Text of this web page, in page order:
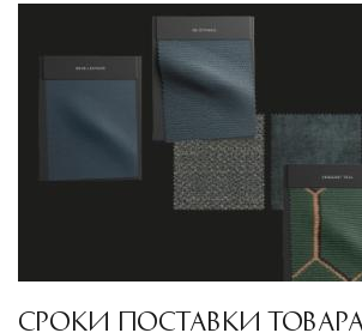
Сроки доставкиСтандартная
Москве осуществляется в
дней. Для Московской области
от удалённости объекта и
10 рабочих дней. Возможна
при наличии свободных
качества
СРОКИ ПОСТАВКИ ТОВАРА